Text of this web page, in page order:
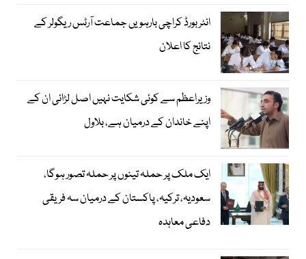
انٹر بورڈ کراچی بارہویں جماعت آرٹس ریگولر کے
نتائج کا اعلان
وزیراعظم سے کوئی شکایت نہیں اصل لڑائی ان کے
اپنے خاندان کے درمیان ہے، بلاول
ایک ملک پر حملہ تینوں پر حملہ تصور ہوگا،
سعودیہ، ترکیہ، پاکستان کے درمیان سہ فریقی
دفاعی معاہدہ